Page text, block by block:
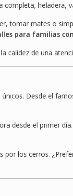
heladera,
tomar mates o
para familias
calidez de una
Desde el
desde el primer
los cerros.